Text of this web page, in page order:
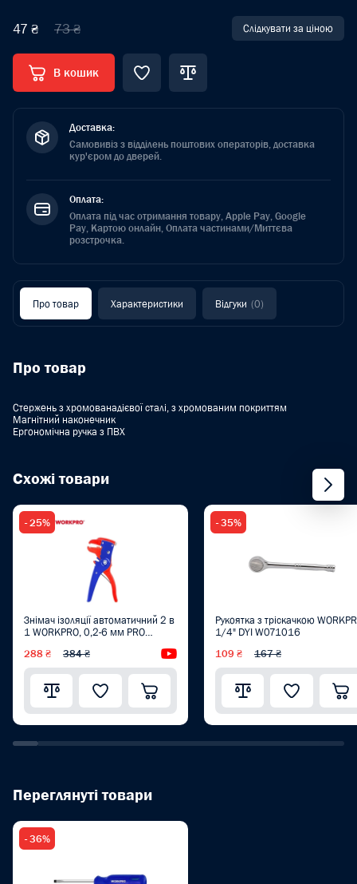
47 ₴ 73 ₴ Слідкувати за ціною
В кошик
Доставка:
Самовивіз з відділень поштових операторів, доставка
кур'єром до дверей.
Оплата:
Оплата під час отримання товару, Apple Pay, Google
Pay, Картою онлайн, Оплата частинами/Миттєва
розстрочка.
Про товар Характеристики Відгуки (0)
Про товар
Стержень з хромованадієвої сталі, з хромованим покриттям
Магнітний наконечник
Ергономічна ручка з ПВХ
Схожі товари
- 25%
Знімач ізоляції автоматичний 2 в
1 WORKPRO, 0,2-6 мм PRO
288 ₴ 384 ₴ Відеоогляд
- 35%
Рукоятка з тріскачкою
1/4" DYI W071016
109 ₴ 167 ₴
Переглянуті товари
- 36%